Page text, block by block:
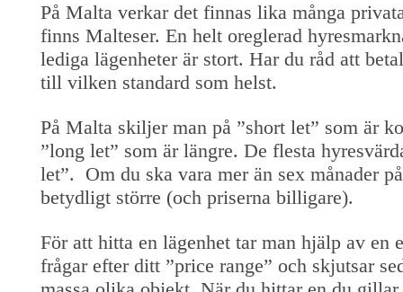
På Malta verkar det finnas lika många
finns Malteser. En helt oreglerad
lediga lägenheter är stort. Har du råd att
till vilken standard som helst.
På Malta skiljer man på ”short let” som är
”long let” som är längre. De flesta
let”. Om du ska vara mer än sex månader
betydligt större (och priserna billigare).
För att hitta en lägenhet tar man hjälp av en
frågar efter ditt ”price range” och skjutsar